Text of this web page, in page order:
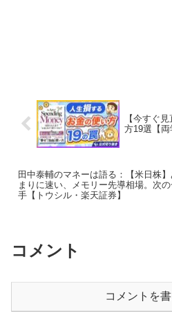
【今すぐ
方19選【両
田中泰輔のマネーは語る：【米日株】
まりに速い、メモリー先導相場。次の
手【トウシル・楽天証券】
コメント
コメントを